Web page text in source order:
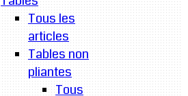
Tous les
articles
Tables non
pliantes
Tous